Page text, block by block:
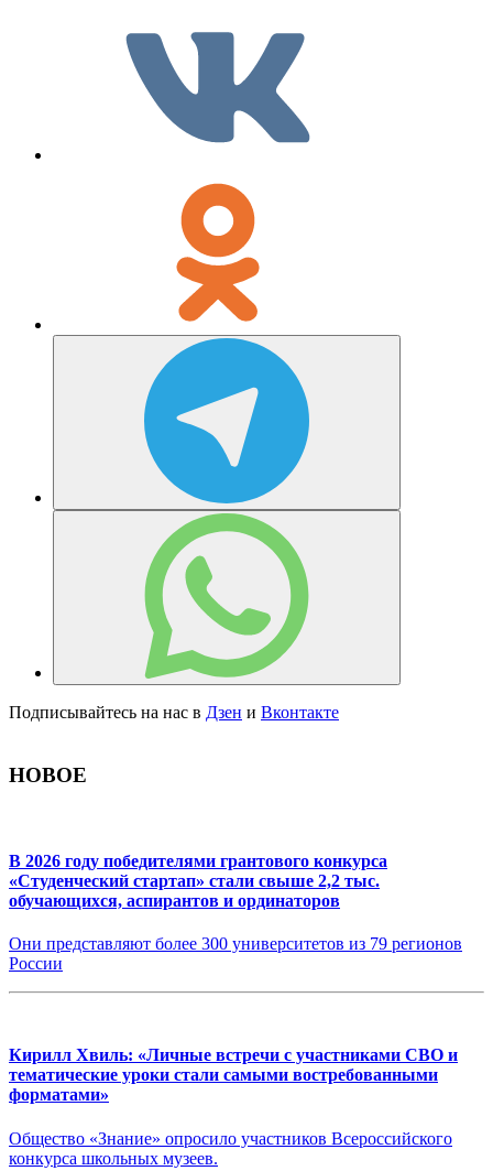
Подписывайтесь на нас в Дзен и Вконтакте
НОВОЕ
В 2026 году победителями грантового конкурса
«Студенческий стартап» стали свыше 2,2 тыс.
обучающихся, аспирантов и ординаторов
Они представляют более 300 университетов из 79 регионов
России
Кирилл Хвиль: «Личные встречи с участниками СВО и
тематические уроки стали самыми востребованными
форматами»
Общество «Знание» опросило участников Всероссийского
конкурса школьных музеев.